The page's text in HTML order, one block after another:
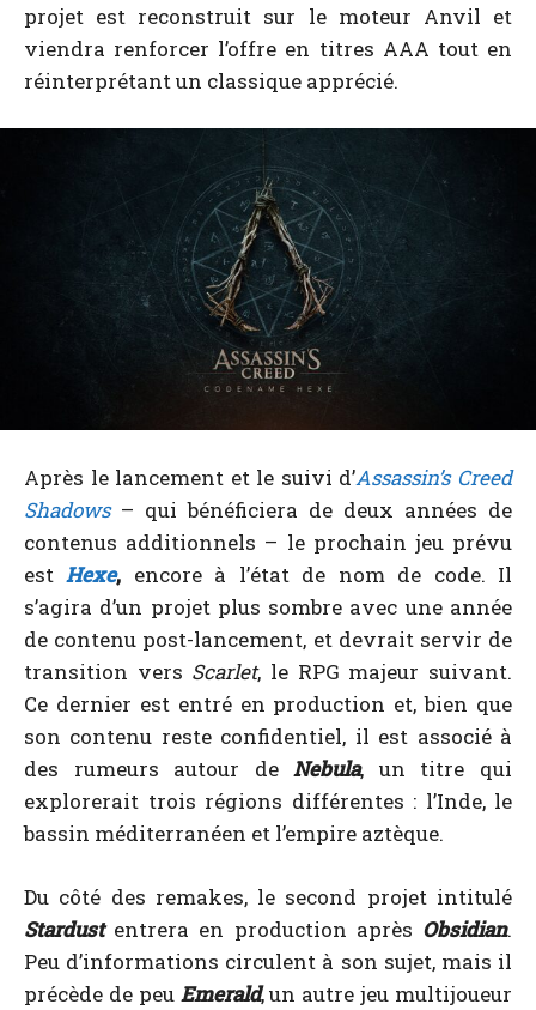
projet est reconstruit sur le moteur Anvil et
viendra renforcer l’offre en titres AAA tout en
réinterprétant un classique apprécié.
Après le lancement et le suivi d’Assassin’s Creed
Shadows– qui bénéficiera de deux années de
contenus additionnels – le prochain jeu prévu
estHexe, encore à l’état de nom de code. Il
s’agira d’un projet plus sombre avec une année
de contenu post-lancement, et devrait servir de
transition vers Scarlet, le RPG majeur suivant.
Ce dernier est entré en production et, bien que
son contenu reste confidentiel, il est associé à
des rumeurs autour deNebula, un titre qui
explorerait trois régions différentes : l’Inde, le
bassin méditerranéen et l’empire aztèque.
Du côté des remakes, le second projet intitulé
Stardustentrera en production après Obsidian.
Peu d’informations circulent à son sujet, mais il
précède de peu Emerald, un autre jeu multijoueur